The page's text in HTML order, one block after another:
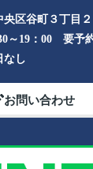
央区谷町３丁目
～19：00 要予
なし
お問い合わせ